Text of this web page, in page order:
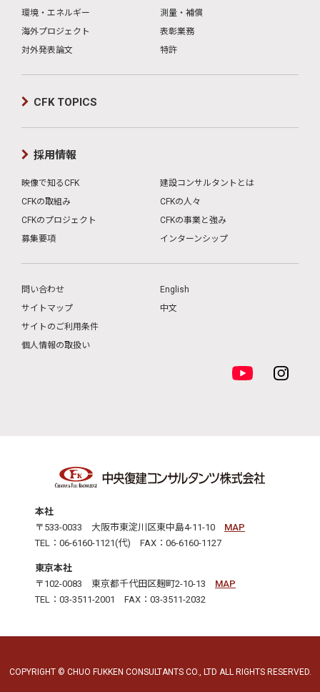
環境・エネルギー
測量・補償
海外プロジェクト
表彰業務
対外発表論文
特許
CFK TOPICS
採用情報
映像で知るCFK
建設コンサルタントとは
CFKの取組み
CFKの人々
CFKのプロジェクト
CFKの事業と強み
募集要項
インターンシップ
問い合わせ
サイトマップ
サイトのご利用条件
個人情報の取扱い
English
中文
本社
〒533-0033 大阪市東淀川区東中島4-11-10 MAP
TEL：06-6160-1121(代) FAX：06-6160-1127
東京本社
〒102-0083 東京都千代田区麹町2-10-13 MAP
TEL：03-3511-2001 FAX：03-3511-2032
COPYRIGHT © CHUO FUKKEN CONSULTANTS CO., LTD ALL RIGHTS RESERVED.